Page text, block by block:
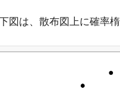
図は、散布図上に確率